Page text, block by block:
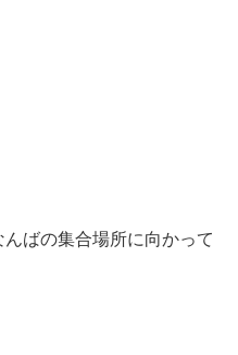
ばの集合場所に向かって